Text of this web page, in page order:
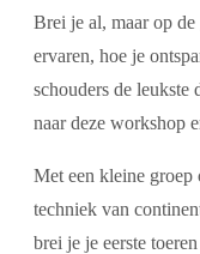
Brei je al, maar op
ervaren, hoe je
schouders de leukste
naar deze workshop
Met een kleine groep
techniek van
brei je je eerste